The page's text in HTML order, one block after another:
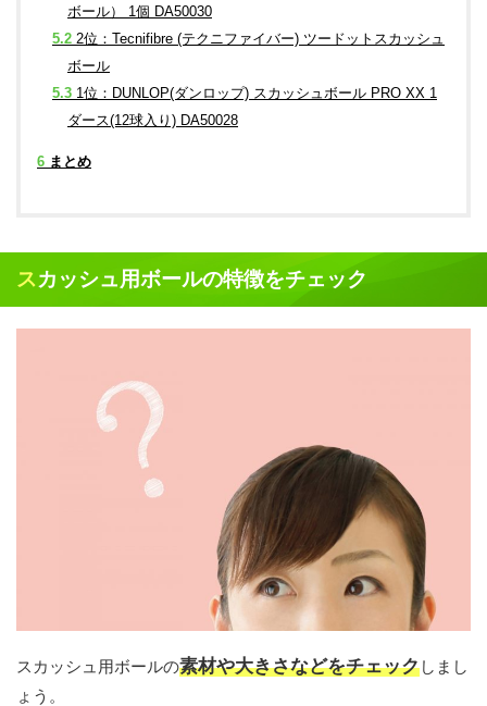
ボール） 1個 DA50030
5.2 2位：Tecnifibre (テクニファイバー) ツードットスカッシュ
ボール
5.3 1位：DUNLOP(ダンロップ) スカッシュボール PRO XX 1
ダース(12球入り) DA50028
6 まとめ
スカッシュ用ボールの特徴をチェック
スカッシュ用ボールの素材や大きさなどをチェックしまし
ょう。